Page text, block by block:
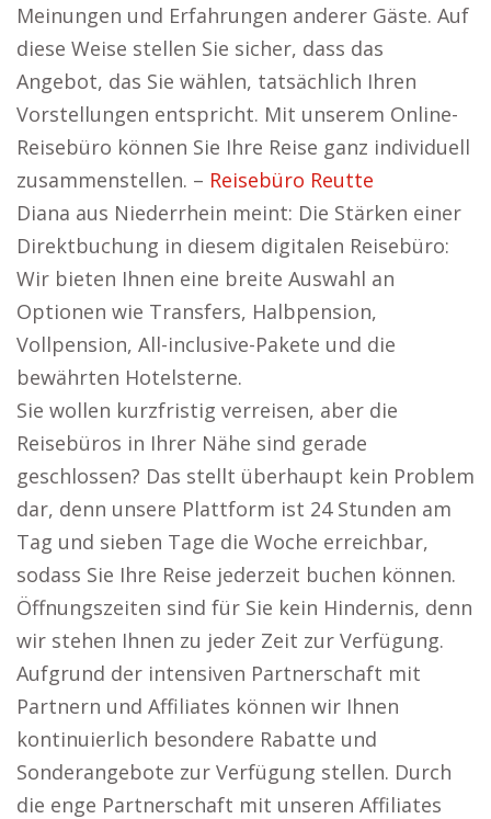
Meinungen und Erfahrungen anderer Gäste. Auf
diese Weise stellen Sie sicher, dass das
Angebot, das Sie wählen, tatsächlich Ihren
Vorstellungen entspricht. Mit unserem Online-
Reisebüro können Sie Ihre Reise ganz individuell
zusammenstellen. – Reisebüro Reutte
Diana aus Niederrhein meint: Die Stärken einer
Direktbuchung in diesem digitalen Reisebüro:
Wir bieten Ihnen eine breite Auswahl an
Optionen wie Transfers, Halbpension,
Vollpension, All-inclusive-Pakete und die
bewährten Hotelsterne.
Sie wollen kurzfristig verreisen, aber die
Reisebüros in Ihrer Nähe sind gerade
geschlossen? Das stellt überhaupt kein Problem
dar, denn unsere Plattform ist 24 Stunden am
Tag und sieben Tage die Woche erreichbar,
sodass Sie Ihre Reise jederzeit buchen können.
Öffnungszeiten sind für Sie kein Hindernis, denn
wir stehen Ihnen zu jeder Zeit zur Verfügung.
Aufgrund der intensiven Partnerschaft mit
Partnern und Affiliates können wir Ihnen
kontinuierlich besondere Rabatte und
Sonderangebote zur Verfügung stellen. Durch
die enge Partnerschaft mit unseren Affiliates